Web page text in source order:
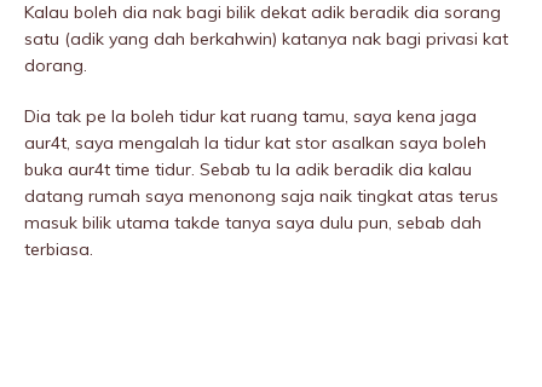
Kalau boleh dia nak bagi bilik dekat adik beradik dia sorang
satu (adik yang dah berkahwin) katanya nak bagi privasi kat
dorang.
Dia tak pe la boleh tidur kat ruang tamu, saya kena jaga
aur4t, saya mengalah la tidur kat stor asalkan saya boleh
buka aur4t time tidur. Sebab tu la adik beradik dia kalau
datang rumah saya menonong saja naik tingkat atas terus
masuk bilik utama takde tanya saya dulu pun, sebab dah
terbiasa.